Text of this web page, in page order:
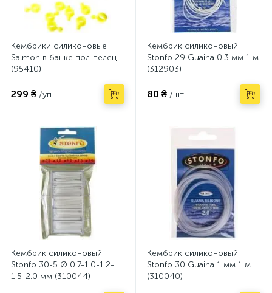
Кембрики силиконовые
Salmon в банке под пелец
(95410)
299 ₴ /уп.
Кембрик силиконовый
Stonfo 29 Guaina 0.3 мм 1 м
(312903)
80 ₴ /шт.
Кембрик силиконовый
Stonfo 30-5 Ø 0.7-1.0-1.2-
1.5-2.0 мм (310044)
Кембрик силиконовый
Stonfo 30 Guaina 1 мм 1 м
(310040)